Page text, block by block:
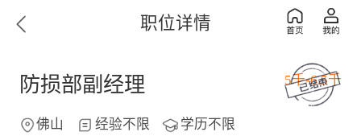
职位详情
防损部副经理 5千-6.5千
佛山 经验不限 学历不限